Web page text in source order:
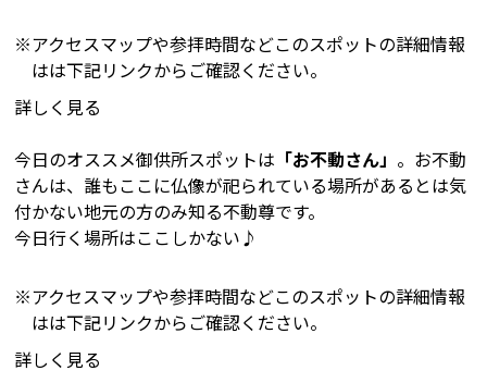
アクセスマップや参拝時間などこのスポットの詳細情報
はは下記リンクからご確認ください。
詳しく見る
今日のオススメ御供所スポットは 「お不動さん」 。お不動
さんは、誰もここに仏像が祀られている場所があるとは気
付かない地元の方のみ知る不動尊です。
今日行く場所はここしかない♪
アクセスマップや参拝時間などこのスポットの詳細情報
はは下記リンクからご確認ください。
詳しく見る